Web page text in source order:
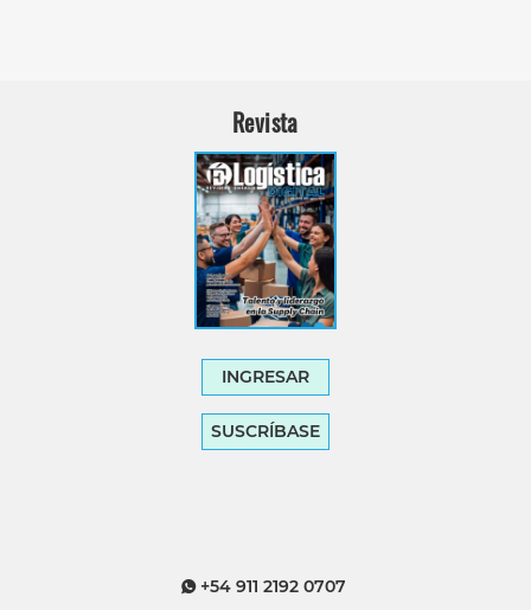
Revista
INGRESAR
SUSCRÍBASE
+54 911 2192 0707